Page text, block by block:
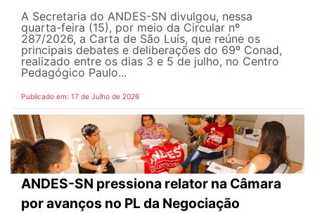
A Secretaria do ANDES-SN divulgou, nessa
quarta-feira (15), por meio da Circular nº
287/2026, a Carta de São Luís, que reúne os
principais debates e deliberações do 69º Conad,
realizado entre os dias 3 e 5 de julho, no Centro
Pedagógico Paulo...
Publicado em: 17 de Julho de 2026
ANDES-SN pressiona relator na Câmara
por avanços no PL da Negociação